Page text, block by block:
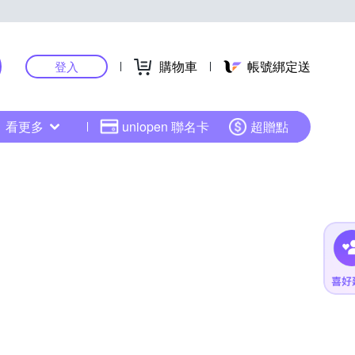
登入 購物車 帳號綁定送
看更多 uniopen 聯名卡 超贈點